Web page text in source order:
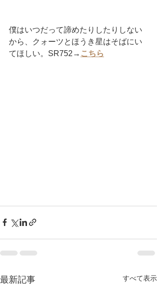
僕はいつだって諦めたりしたりしない
から、クォーツとほうき星はそばにい
てほしい。SR752→ こちら
最新記事 すべて表示